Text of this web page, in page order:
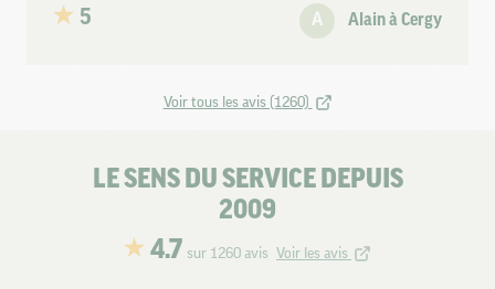
5 A Alain à Cergy
Voir tous les avis (1260)
LE SENS DU SERVICE DEPUIS
2009
4.7 sur 1260 avis Voir les avis